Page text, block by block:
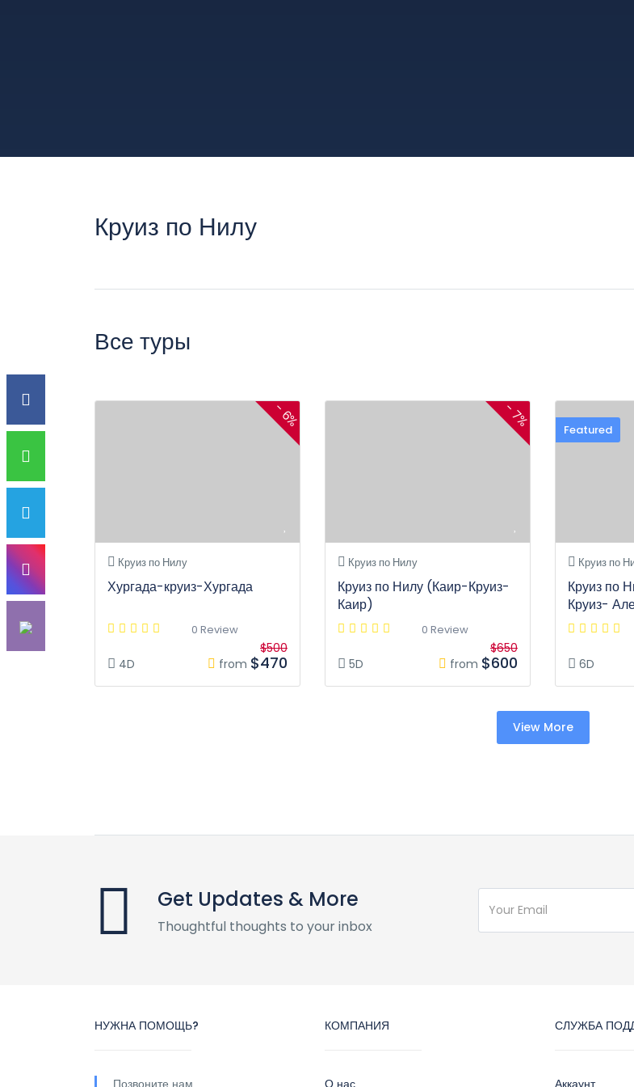
Круиз по Нилу
Все туры
- 6%
Круиз по Нилу
Хургада-круиз-Хургада
0 Review
4D from
$500
$470
- 7%
Круиз по Нилу
Круиз по Нилу (Каир-Круиз-
Каир)
0 Review
5D from
$650
$600
Featured
Круиз по
Круиз по
Круиз-
6D
View More
Get Updates & More
Thoughtful thoughts to your inbox
НУЖНА ПОМОЩЬ?
Позвоните нам
КОМПАНИЯ
О нас
СЛУЖБА
Аккаунт